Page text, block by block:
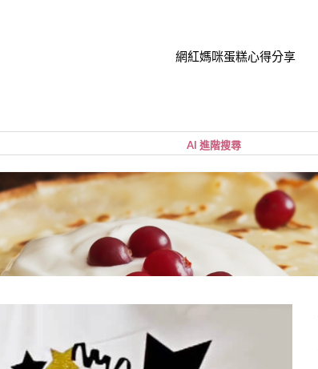
網紅媽咪蛋糕心得分享